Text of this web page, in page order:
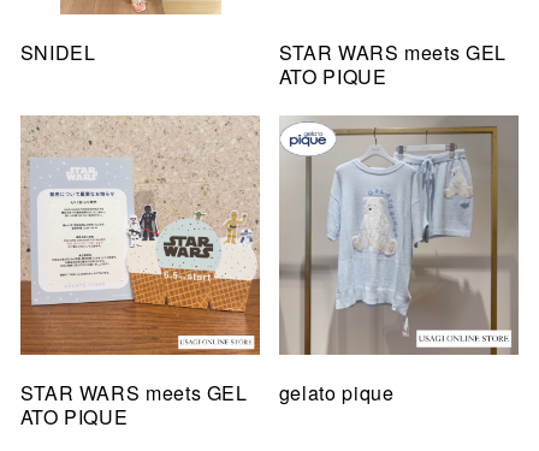
SNIDEL
STAR WARS meets GEL
ATO PIQUE
STAR WARS meets GEL
ATO PIQUE
gelato pique